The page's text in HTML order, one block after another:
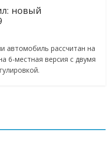
новый
автомобиль рассчитан на
6-местная версия с двумя